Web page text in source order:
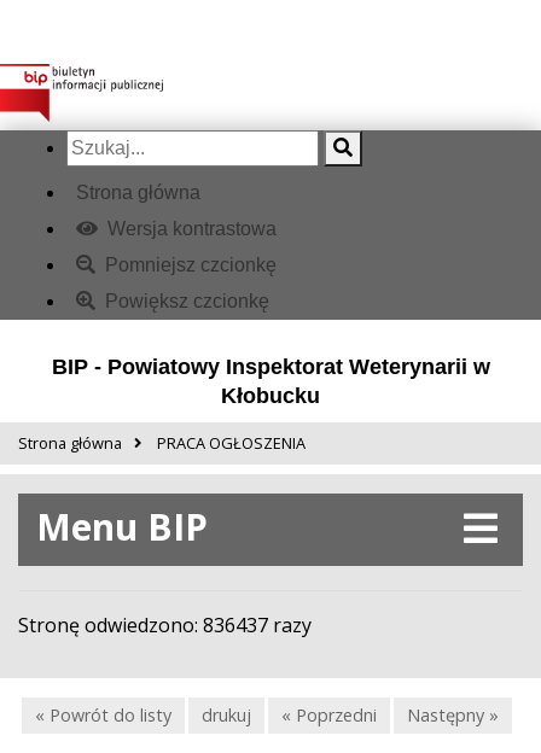
Strona główna
Wersja kontrastowa
Pomniejsz czcionkę
Powiększ czcionkę
BIP - Powiatowy Inspektorat Weterynarii w
Kłobucku
Strona główna PRACA OGŁOSZENIA
Menu BIP
Stronę odwiedzono: 836437 razy
« Powrót do listy drukuj « Poprzedni Następny »